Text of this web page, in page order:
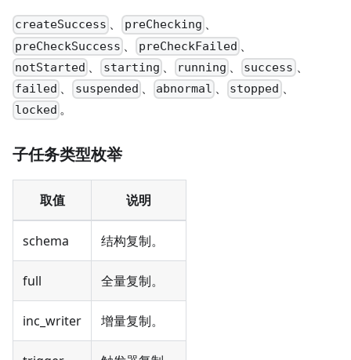
createSuccess 、 preChecking 、
preCheckSuccess 、 preCheckFailed 、
notStarted 、 starting 、 running 、 success 、
failed 、 suspended 、 abnormal 、 stopped 、
locked 。
子任务类型枚举
取值 说明
schema 结构复制。
full 全量复制。
inc_writer 增量复制。